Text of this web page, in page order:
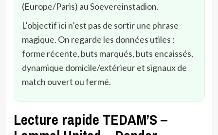
(Europe/Paris) au Soevereinstadion.
L’objectif ici n’est pas de sortir une phrase
magique. On regarde les données utiles :
forme récente, buts marqués, buts encaissés,
dynamique domicile/extérieur et signaux de
match ouvert ou fermé.
Lecture rapide TEDAM’S –